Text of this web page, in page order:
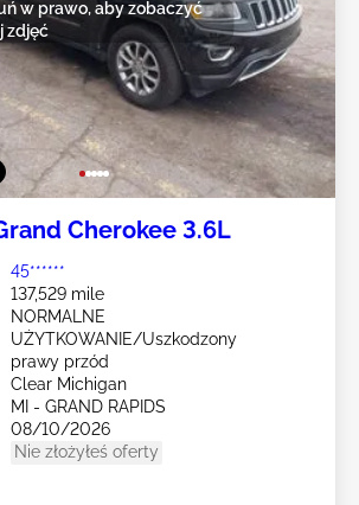
w prawo, aby zobaczyć
zdjęć
Cherokee 3.6L
45******
137,529 mile
NORMALNE
UŻYTKOWANIE/Uszkodzony
prawy przód
Clear Michigan
MI - GRAND RAPIDS
08/10/2026
Nie złożyłeś oferty